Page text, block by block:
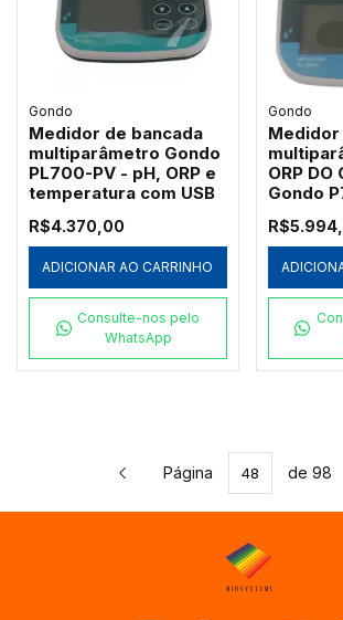
Gondo
Medidor de bancada
multiparâmetro Gondo
PL700-PV - pH, ORP e
temperatura com USB
R$4.370,00
ADICIONAR AO CARRINHO
Consulte-nos pelo
WhatsApp
Gondo
Medidor
ORP DO
Gondo
Página de 98